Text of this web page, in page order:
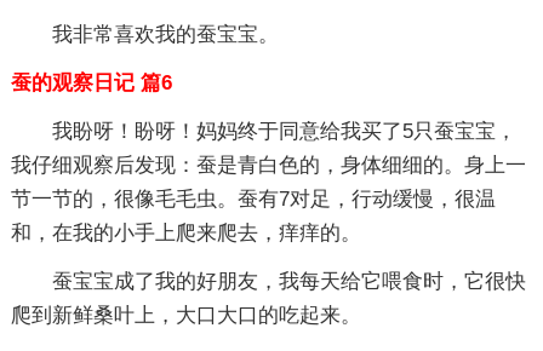
我非常喜欢我的蚕宝宝。
蚕的观察日记 篇6
我盼呀！盼呀！妈妈终于同意给我买了5只蚕宝宝，
我仔细观察后发现：蚕是青白色的，身体细细的。身上一
节一节的，很像毛毛虫。蚕有7对足，行动缓慢，很温
和，在我的小手上爬来爬去，痒痒的。
蚕宝宝成了我的好朋友，我每天给它喂食时，它很快
爬到新鲜桑叶上，大口大口的吃起来。